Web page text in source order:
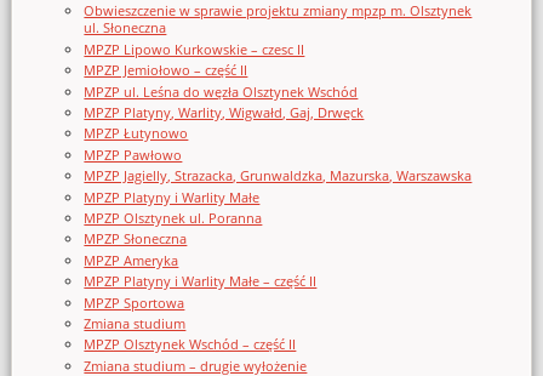
Obwieszczenie w sprawie projektu zmiany mpzp m. Olsztynek
ul. Słoneczna
MPZP Lipowo Kurkowskie – czesc II
MPZP Jemiołowo – część II
MPZP ul. Leśna do węzła Olsztynek Wschód
MPZP Platyny, Warlity, Wigwałd, Gaj, Drwęck
MPZP Łutynowo
MPZP Pawłowo
MPZP Jagielly, Strazacka, Grunwaldzka, Mazurska, Warszawska
MPZP Platyny i Warlity Małe
MPZP Olsztynek ul. Poranna
MPZP Słoneczna
MPZP Ameryka
MPZP Platyny i Warlity Małe – część II
MPZP Sportowa
Zmiana studium
MPZP Olsztynek Wschód – część II
Zmiana studium – drugie wyłożenie